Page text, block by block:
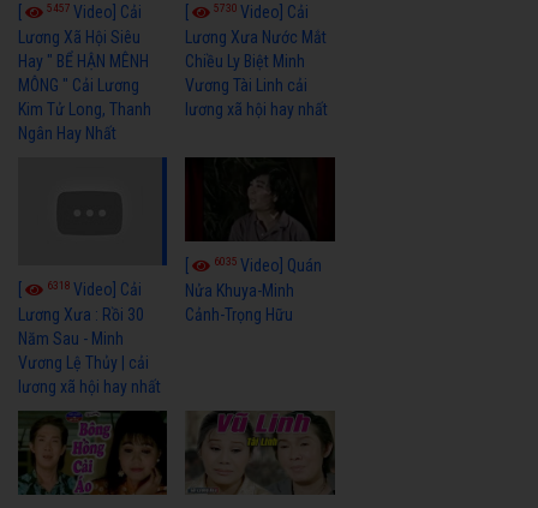
5457 Video] Cải
Lương Xã Hội Siêu
Hay " BỂ HẬN MÊNH
MÔNG " Cải Lương
Kim Tử Long, Thanh
Ngân Hay Nhất
5730Video] Cải
Lương Xưa Nước Mắt
Chiều Ly Biệt Minh
Vương Tài Linh cải
lương xã hội hay nhất
6318 Video] Cải
Lương Xưa : Rồi 30
Năm Sau - Minh
Vương Lệ Thủy | cải
lương xã hội hay nhất
6035Video] Quán
Nửa Khuya-Minh
Cảnh-Trọng Hữu